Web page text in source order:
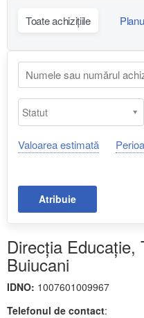
Toate achizițiile
Valoarea estimată
Atribuie
Direcţia
Buiucani
IDNO: 1007601009967
Telefonul de contact: